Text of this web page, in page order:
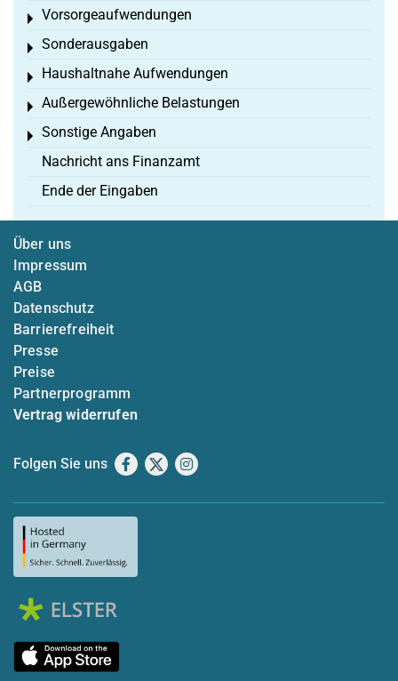
Vorsorgeaufwendungen
Toggle menu
Sonderausgaben
Toggle menu
Haushaltnahe Aufwendungen
Toggle menu
Außergewöhnliche Belastungen
Toggle menu
Sonstige Angaben
Toggle menu
Nachricht ans Finanzamt
Ende der Eingaben
Über uns
Impressum
AGB
Datenschutz
Barrierefreiheit
Presse
Preise
Partnerprogramm
Vertrag widerrufen
Folgen Sie uns Facebook
X Instagram